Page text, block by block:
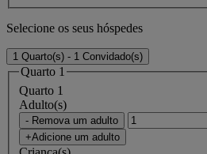
Selecione os seus hóspedes
1 Quarto(s) - 1 Convidado(s)
Quarto 1
Quarto 1
Adulto(s)
- Remova um adulto
+Adicione um adulto